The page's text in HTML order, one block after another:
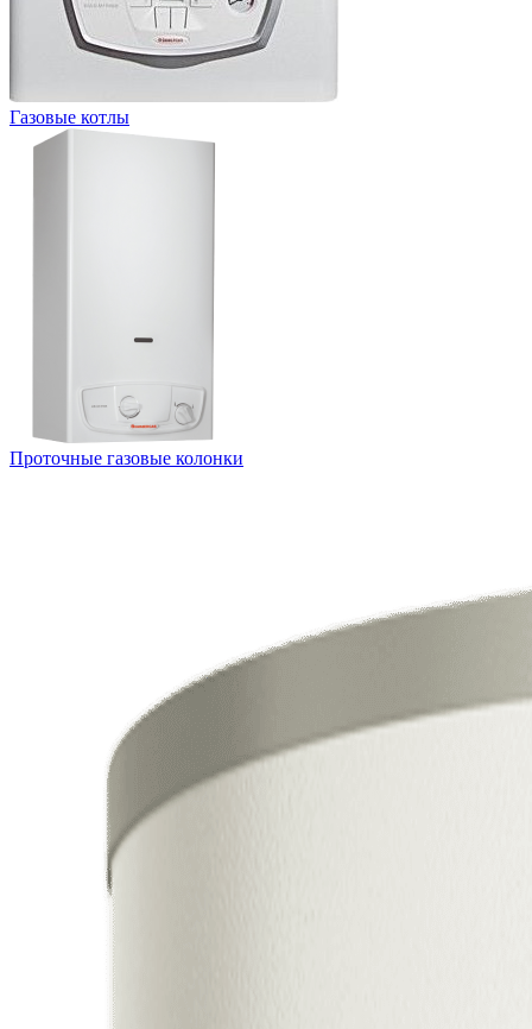
Газовые котлы
Проточные газовые колонки